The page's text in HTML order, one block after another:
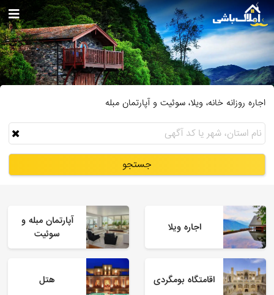
اجاره روزانه خانه، ویلا، سوئیت و آپارتمان مبله
جستجو
اجاره ویلا
آپارتمان مبله و
سوئیت
اقامتگاه بومگردی هتل